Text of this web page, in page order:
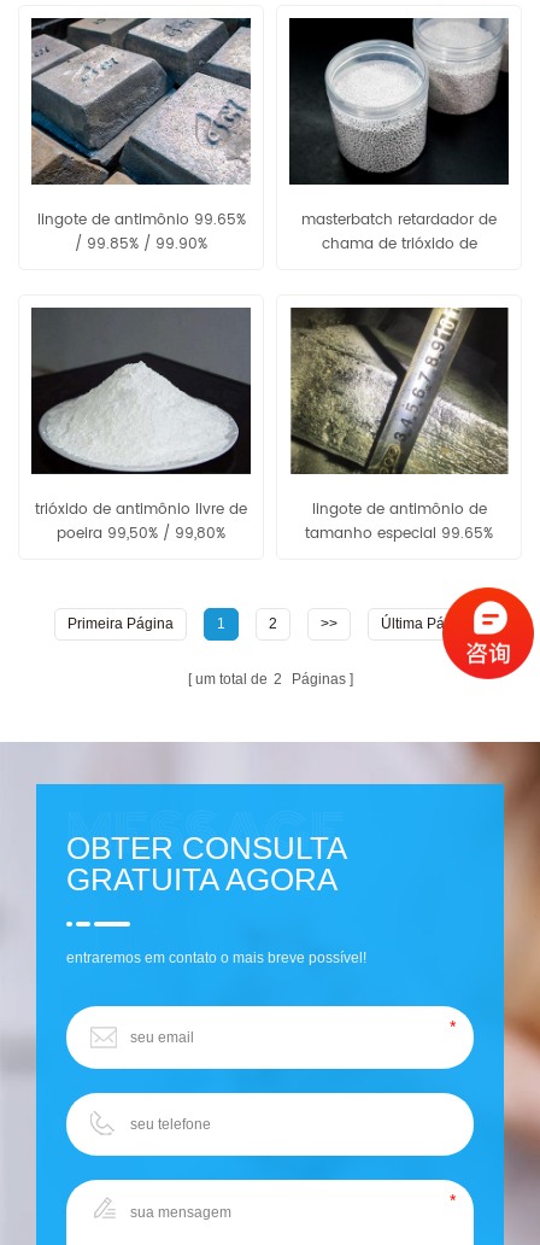
lingote de antimônio 99.65%
/ 99.85% / 99.90%
masterbatch retardador de
chama de trióxido de
trióxido de antimônio livre de
poeira 99,50% / 99,80%
lingote de antimônio de
tamanho especial 99.65%
Primeira Página 1 2 >> Última Página
um total de 2 Páginas
OBTER CONSULTA
GRATUITA AGORA
entraremos em contato o mais breve possível!